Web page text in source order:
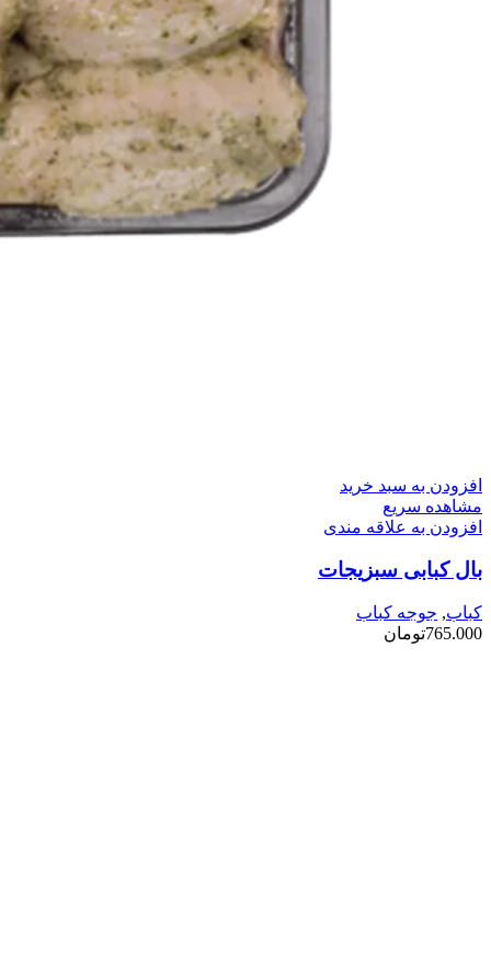
افزودن به سبد خرید
مشاهده سریع
افزودن به علاقه مندی
بال کبابی سبزیجات
کباب, جوجه کباب
765.000تومان